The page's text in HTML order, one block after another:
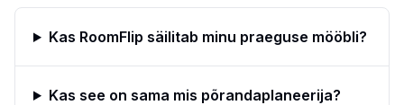
Kas RoomFlip säilitab minu praeguse mööbli?
Kas see on sama mis põrandaplaneerija?